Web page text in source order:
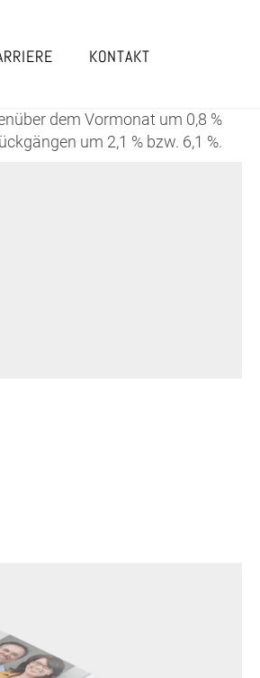
KONTAKT
dem Vormonat um 0,8 %
um 2,1 % bzw. 6,1 %.